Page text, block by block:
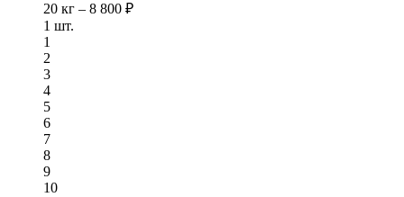
20 кг – 8 800 ₽
1 шт.
1
2
3
4
5
6
7
8
9
10